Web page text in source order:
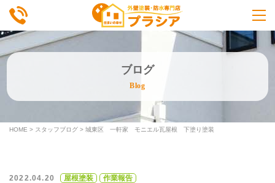
ブログ
Blog
HOME > スタッフブログ > 城東区 一軒家 モニエル瓦屋根 下塗り塗装
2022.04.20 屋根塗装 作業報告